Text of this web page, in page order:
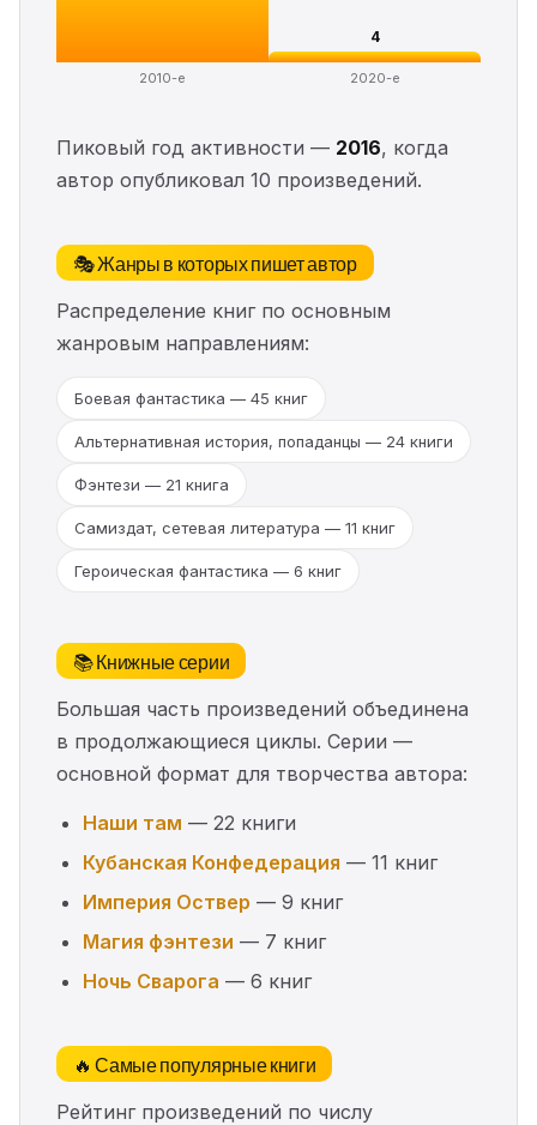
2010-е
4
2020-е
Пиковый год активности — 2016, когда
автор опубликовал 10 произведений.
🎭 Жанры в которых пишет автор
Распределение книг по основным
жанровым направлениям:
Боевая фантастика — 45 книг
Альтернативная история, попаданцы — 24 книги
Фэнтези — 21 книга
Самиздат, сетевая литература — 11 книг
Героическая фантастика — 6 книг
📚 Книжные серии
Большая часть произведений объединена
в продолжающиеся циклы. Серии —
основной формат для творчества автора:
Наши там — 22 книги
Кубанская Конфедерация — 11 книг
Империя Оствер — 9 книг
Магия фэнтези — 7 книг
Ночь Сварога — 6 книг
🔥 Самые популярные книги
Рейтинг произведений по числу